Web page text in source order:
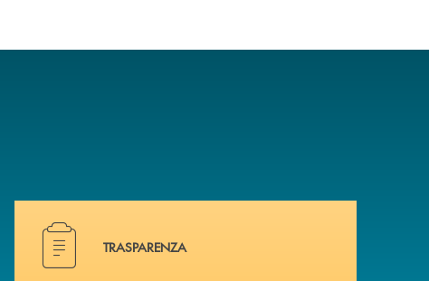
Hai bisogno di alcuni documenti ? Vai alla pagina
TRASPARENZA